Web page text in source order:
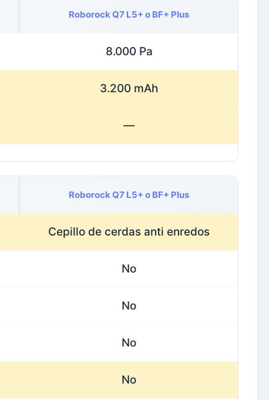
Roborock Q7 L5+ o BF+ Plus
8.000 Pa
3.200 mAh
—
Roborock Q7 L5+ o BF+ Plus
Cepillo de cerdas anti enredos
No
No
No
No